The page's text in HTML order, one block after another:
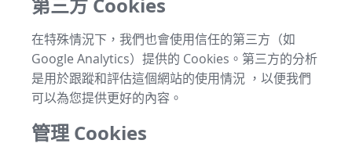
在特殊情況下，我們也會使用信任的第三方（如
Google Analytics）提供的 Cookies。第三方的分析
是用於跟蹤和評估這個網站的使用情況 ，以便我們
可以為您提供更好的內容。
管理 Cookies